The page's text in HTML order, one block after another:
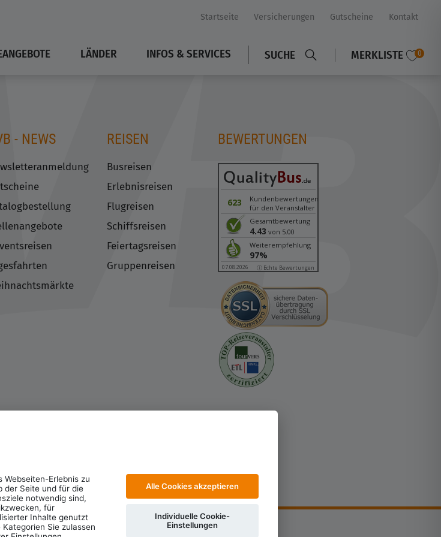
Startseite Versicherungen Gutscheine Kontakt
LÄNDER INFOS & SERVICES SUCHE MERKLISTE 0
- NEWS REISEN
Busreisen
Erlebnisreisen
Flugreisen
Schiffsreisen
Feiertagsreisen
Gruppenreisen
BEWERTUNGEN
623
Kundenbewertungen
für den Veranstalter
Gesamtbewertung
4.43 von 5.00
Weiterempfehlung
97%
07.08.2026 ⓘ Echte Bewertungen
Webseiten-Erlebnis zu
der Seite und für die
notwendig sind,
für
Inhalte genutzt
Sie zulassen
Alle Cookies akzeptieren
Individuelle Cookie-
Einstellungen